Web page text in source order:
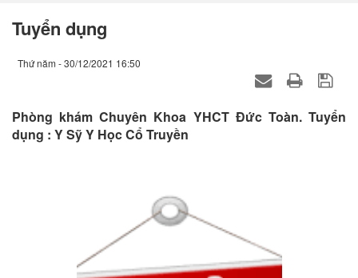
SẢN
PHẨM
HÌNH
ẢNH
Tuyển dụng
Thứ năm - 30/12/2021 16:50
Phòng khám Chuyên Khoa YHCT Đức Toàn. Tuyển
dụng : Y Sỹ Y Học Cổ Truyền